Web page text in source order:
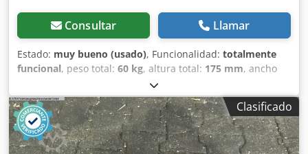
Consultar Llamar
Estado: muy bueno (usado), Funcionalidad: totalmente
funcional, peso total: 60 kg, altura total: 175 mm, ancho
, longitud total:
total:200 mm, altura de la mandíbula:60 mm, ancho de
sujeción:200 mm, rango de sujeción:435 mm
Equipamiento:placa de características disponible, Morsa
de máquina Allmatic-NC, dispositivo de sujeción de alta
Clasificado